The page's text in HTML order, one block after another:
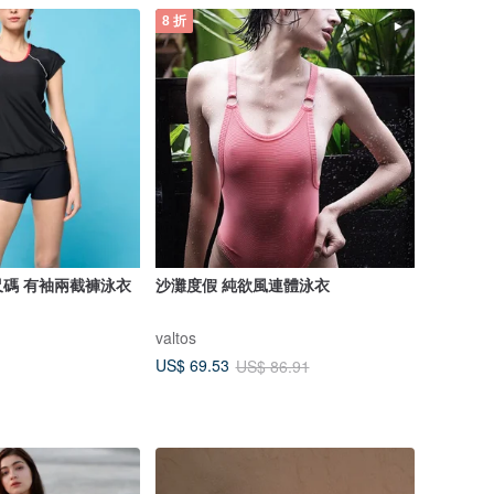
有袖兩截褲泳衣
8 折
沙灘度假 純欲風連體泳衣
valtos
US$ 69.53 US$ 86.91